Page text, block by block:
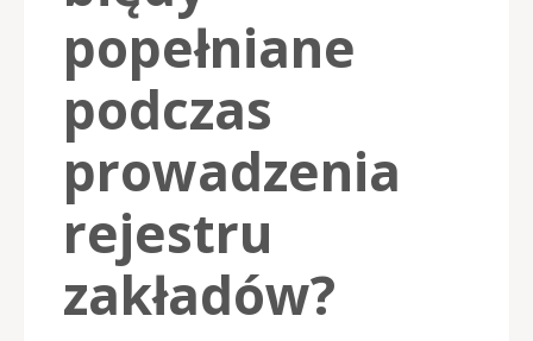
popełniane
podczas
prowadzenia
rejestru
zakładów?